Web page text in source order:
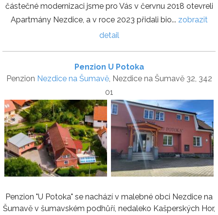
částečné modernizaci jsme pro Vás v červnu 2018 otevreli
Apartmány Nezdice, a v roce 2023 přidali bio... zobrazit
detail
Penzion U Potoka
Penzion Nezdice na Šumavě, Nezdice na Šumavě 32, 342
01
Penzion "U Potoka" se nachází v malebné obci Nezdice na
Šumavě v šumavském podhůří, nedaleko Kašperských Hor,